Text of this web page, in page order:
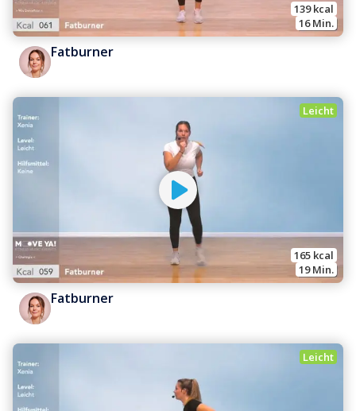
139 kcal
16 Min.
Fatburner
Leicht
165 kcal
19 Min.
Fatburner
Leicht